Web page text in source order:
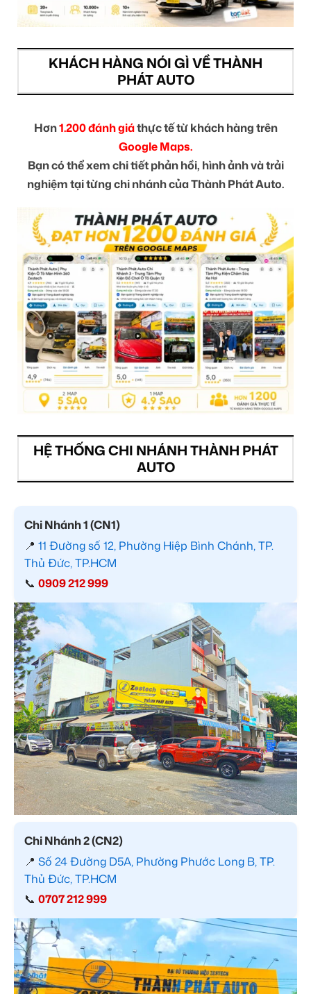
KHÁCH HÀNG NÓI GÌ VỀ THÀNH
PHÁT AUTO
Hơn1.200 đánh giáthực tế từ khách hàng trên
Google Maps.
Bạn có thể xem chi tiết phản hồi, hình ảnh và trải
nghiệm tại từng chi nhánh của Thành Phát Auto.
HỆ THỐNG CHI NHÁNH THÀNH PHÁT
AUTO
Chi Nhánh 1 (CN1)
📍 11 Đường số 12, Phường Hiệp Bình Chánh, TP.
Thủ Đức, TP.HCM
📞 0909 212 999
Chi Nhánh 2 (CN2)
📍 Số 24 Đường D5A, Phường Phước Long B, TP.
Thủ Đức, TP.HCM
📞 0707 212 999